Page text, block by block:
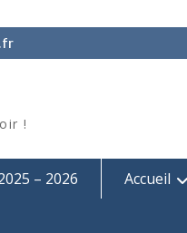
!
– 2026 Accueil